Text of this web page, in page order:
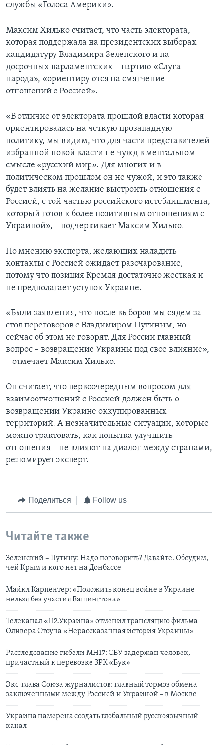
службы «Голоса Америки».
Максим Хилько считает, что часть электората,
которая поддержала на президентских выборах
кандидатуру Владимира Зеленского и на
досрочных парламентских – партию «Слуга
народа», «ориентируются на смягчение
отношений с Россией».
«В отличие от электората прошлой власти которая
ориентировалась на четкую прозападную
политику, мы видим, что для части представителей
избранной новой власти не чужд в ментальном
смысле «русский мир». Для многих и в
политическом прошлом он не чужой, и это также
будет влиять на желание выстроить отношения с
Россией, с той частью российского истеблишмента,
который готов к более позитивным отношениям с
Украиной», – подчеркивает Максим Хилько.
По мнению эксперта, желающих наладить
контакты с Россией ожидает разочарование,
потому что позиция Кремля достаточно жесткая и
не предполагает уступок Украине.
«Были заявления, что после выборов мы сядем за
стол переговоров с Владимиром Путиным, но
сейчас об этом не говорят. Для России главный
вопрос – возвращение Украины под свое влияние»,
– отмечает Максим Хилько.
Он считает, что первоочередным вопросом для
взаимоотношений с Россией должен быть о
возвращении Украине оккупированных
территорий. А незначительные ситуации, которые
можно трактовать, как попытка улучшить
отношения – не влияют на диалог между странами,
резюмирует эксперт.
Поделиться Follow us
Читайте также
Зеленский – Путину: Надо поговорить? Давайте. Обсудим,
чей Крым и кого нет на Донбассе
Майкл Карпентер: «Положить конец войне в Украине
нельзя без участия Вашингтона»
Телеканал «112.Украина» отменил трансляцию фильма
Оливера Стоуна «Нерассказанная история Украины»
Расследование гибели МН17: СБУ задержан человек,
причастный к перевозке ЗРК «Бук»
Экс-глава Союза журналистов: главный тормоз обмена
заключенными между Россией и Украиной – в Москве
Украина намерена создать глобальный русскоязычный
канал